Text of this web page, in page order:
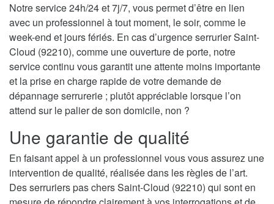
Notre service 24h/24 et 7j/7, vous permet d’être en lien
avec un professionnel à tout moment, le soir, comme le
week-end et jours fériés. En cas d’urgence serrurier Saint-
Cloud (92210), comme une ouverture de porte, notre
service continu vous garantit une attente moins importante
et la prise en charge rapide de votre demande de
dépannage serrurerie ; plutôt appréciable lorsque l’on
attend sur le palier de son domicile, non ?
Une garantie de qualité
En faisant appel à un professionnel vous vous assurez une
intervention de qualité, réalisée dans les règles de l’art.
Des serruriers pas chers Saint-Cloud (92210) qui sont en